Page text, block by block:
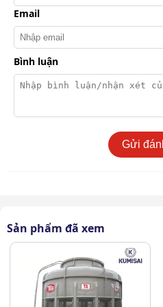
Khả năng làm mát của
Email
Bình luận
Gửi
Sản phẩm đã xem